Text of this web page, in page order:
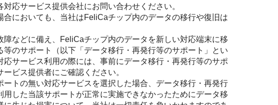
応サービス提供会社にお問い合わせください。
においても、当社はFeliCaチップ内のデータの移行や復旧は
などに備え、FeliCaチップ内のデータを新しい対応端末に移
のサポート（以下「データ移行・再発行等のサポート」とい
サービス利用の際には、事前にデータ移行・再発行等のサポ
ビス提供者にご確認ください。
トの無い対応サービスを選択した場合、データ移行・再発行
した当該サポートが正常に実施できなかったためにデータ移